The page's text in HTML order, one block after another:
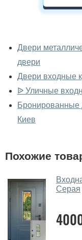
Да, можно
фирменном
У вас
Да, у нас
Да. Мы
через
в нашем салоне-
Какие
Двери
двери
Двери входные
ᐉ Уличные
Бронированные
Киев
Похожие
Серая